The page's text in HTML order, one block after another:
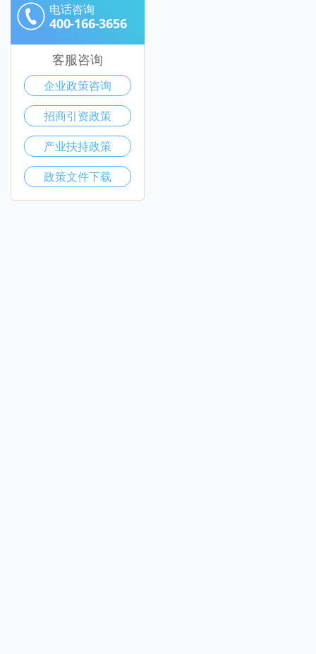
电话咨询
400-166-3656
客服咨询
企业政策咨询
招商引资政策
产业扶持政策
政策文件下载